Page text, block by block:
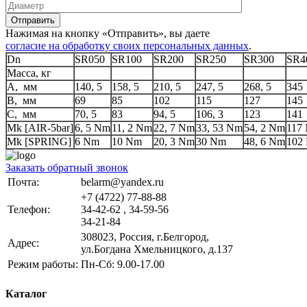
Отправить
Нажимая на кнопку «Отправить», вы даете
согласие на обработку своих персональных данных.
Dn
SR050 SR100 SR200 SR250 SR300
Масса, кг
А, мм
140, 5 158, 5 210, 5 247, 5 268, 5
345
В, мм
69 85 102 115 127
145
С, мм
70, 5 83 94, 5 106, 3 123
141
Mk [AIR-5bar]6, 5 Nm11, 2 Nm22, 7 Nm33, 53 Nm54, 2 Nm117
Mk [SPRING] 6 Nm 10 Nm 20, 3 Nm30 Nm 48, 6 Nm102
Заказать обратный звонок
Почта:
belarm@yandex.ru
Телефон:
+7 (4722) 77-88-88
34-42-62 , 34-59-56
34-21-84
Адрес:
308023, Россия, г.Белгород,
ул.Богдана Хмельницкого, д.137
Режим работы: Пн-Сб: 9.00-17.00
Каталог